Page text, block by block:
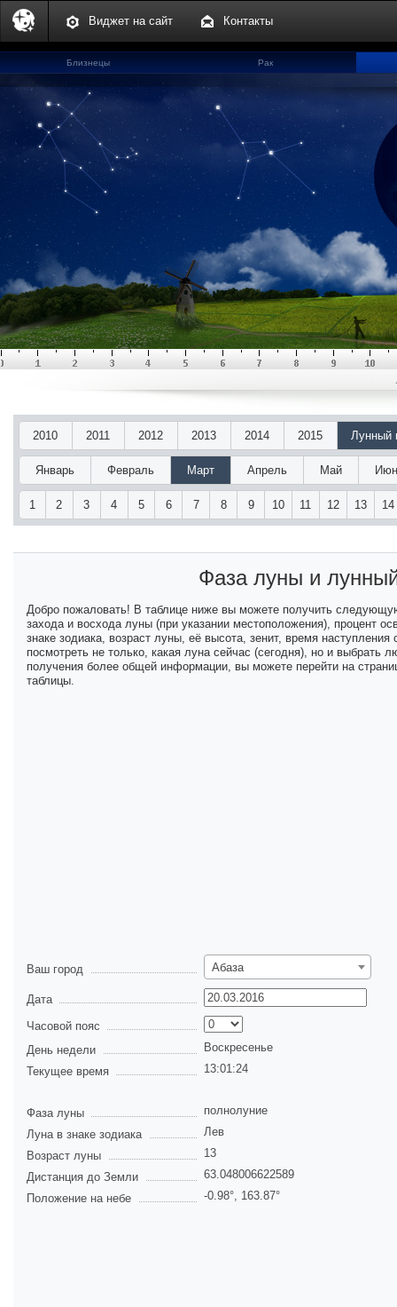
Виджет на сайт Контакты
Близнецы
Рак
2010 2011 2012 2013 2014 2015 Лунный
Январь Февраль Март Апрель Май
1 2 3 4 5 6 7 8 9 10 11 12 13 14
Фаза луны и
Добро пожаловать! В таблице ниже вы можете получить
захода и восхода луны (при указании местоположения), процент
знаке зодиака, возраст луны, её высота, зенит, время
посмотреть не только, какая луна сейчас (сегодня), но и
получения более общей информации, вы можете перейти на
таблицы.
Ваш город Абаза
Дата
Часовой пояс
День недели
Воскресенье
Текущее время
13:01:25
Фаза луны
полнолуние
Луна в знаке зодиака
Лев
Возраст луны
13
Дистанция до Земли
63.048006622589
Положение на небе
-0.98°, 163.87°